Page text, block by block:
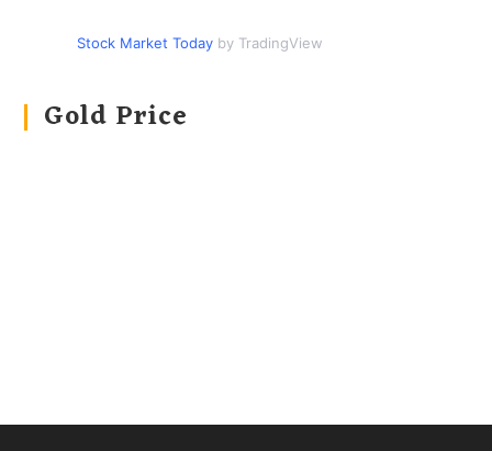
Stock Market Today by TradingView
Gold Price